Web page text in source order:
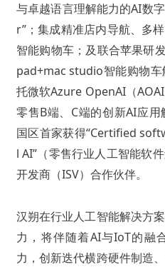
与卓越语言理解能力的AI数
r”；集成精准店内导航、多
智能购物车；及联合苹果研
pad+mac studio智能购物
托微软Azure OpenAI（
零售B端、C端的创新AI应
国区首家获得“Certified
l AI”（零售行业人工智能软
开发商（ISV）合作伙伴。
汉朔在行业人工智能解决方
力，将伴随着AI与IoT的融
力，创新迭代横跨硬件制造